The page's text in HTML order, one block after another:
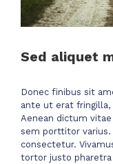
Sed aliquet
Donec finibus sit
ante ut erat
Aenean dictum
sem porttitor
consectetur.
tortor justo pharetra